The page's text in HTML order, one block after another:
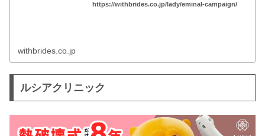
https://withbrides.co.jp/lady/eminal-campaign/
withbrides.co.jp
ルシアクリニック